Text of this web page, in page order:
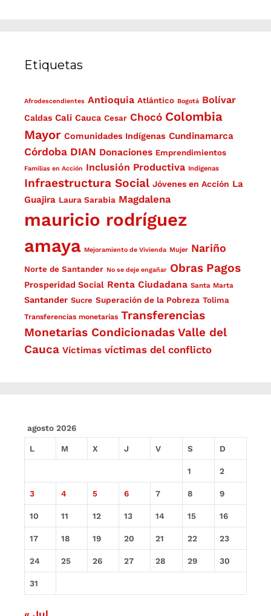
Etiquetas
Afrodescendientes Antioquia Atlántico Bogotá Bolívar
Caldas Cali Cauca Cesar Chocó Colombia
Mayor Comunidades Indígenas Cundinamarca
Córdoba DIAN Donaciones Emprendimientos
Familias en Acción Inclusión Productiva Indígenas
Infraestructura Social Jóvenes en Acción La
Guajira Laura Sarabia Magdalena
mauricio rodríguez
amaya Mejoramiento de Vivienda Mujer Nariño
Norte de Santander No se deje engañar Obras Pagos
Prosperidad Social Renta Ciudadana Santa Marta
Santander Sucre Superación de la Pobreza Tolima
Transferencias monetarias Transferencias
Monetarias Condicionadas Valle del
Cauca Víctimas víctimas del conflicto
agosto 2026
L M X J V S D
1 2
3 4 5 6 7 8 9
10 11 12 13 14 15 16
17 18 19 20 21 22 23
24 25 26 27 28 29 30
31